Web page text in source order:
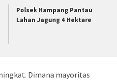
Polsek Hampang Pantau
Lahan Jagung 4 Hektare
Dimana mayoritas